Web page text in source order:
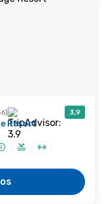
3,9
Resort